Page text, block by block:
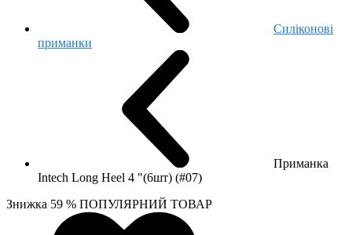
Cиліконові
приманки
Приманка
Intech Long Heel 4 "(6шт) (#07)
Знижка 59 % ПОПУЛЯРНИЙ ТОВАР